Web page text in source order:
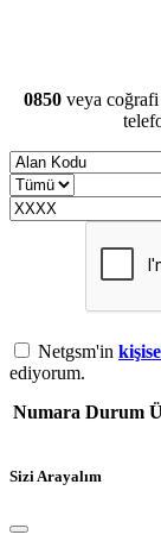
0850 veya
Netgsm'in
ediyorum.
Numara Durum
Sizi Arayalım